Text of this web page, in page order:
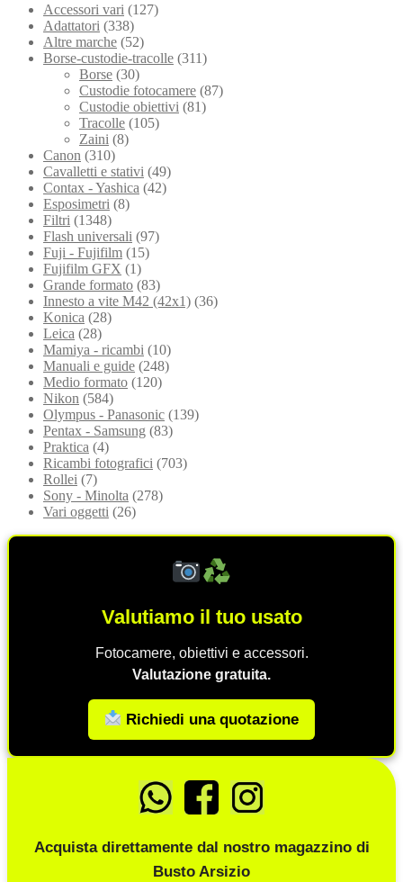
Accessori vari (127)
Adattatori (338)
Altre marche (52)
Borse-custodie-tracolle (311)
Borse (30)
Custodie fotocamere (87)
Custodie obiettivi (81)
Tracolle (105)
Zaini (8)
Canon (310)
Cavalletti e stativi (49)
Contax - Yashica (42)
Esposimetri (8)
Filtri (1348)
Flash universali (97)
Fuji - Fujifilm (15)
Fujifilm GFX (1)
Grande formato (83)
Innesto a vite M42 (42x1) (36)
Konica (28)
Leica (28)
Mamiya - ricambi (10)
Manuali e guide (248)
Medio formato (120)
Nikon (584)
Olympus - Panasonic (139)
Pentax - Samsung (83)
Praktica (4)
Ricambi fotografici (703)
Rollei (7)
Sony - Minolta (278)
Vari oggetti (26)
Valutiamo il tuo usato
Fotocamere, obiettivi e accessori.
Valutazione gratuita.
Richiedi una quotazione
Acquista direttamente dal nostro magazzino di
Busto Arsizio